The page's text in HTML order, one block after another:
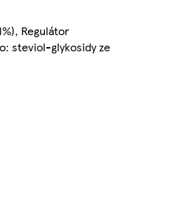
Regulátor
steviol-glykosidy ze